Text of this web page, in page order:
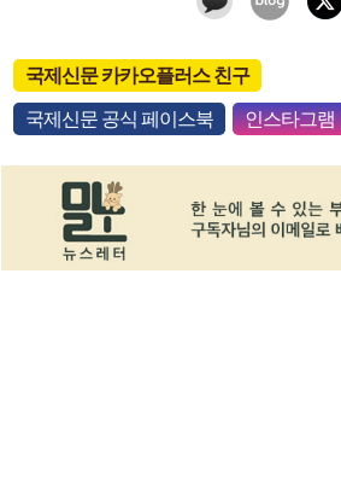
국제신문 카카오플러스 친구
국제신문 공식 페이스북 인스타그램